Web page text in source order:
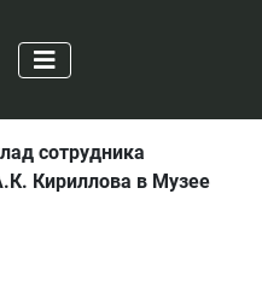
сотрудника
Кириллова в Музее